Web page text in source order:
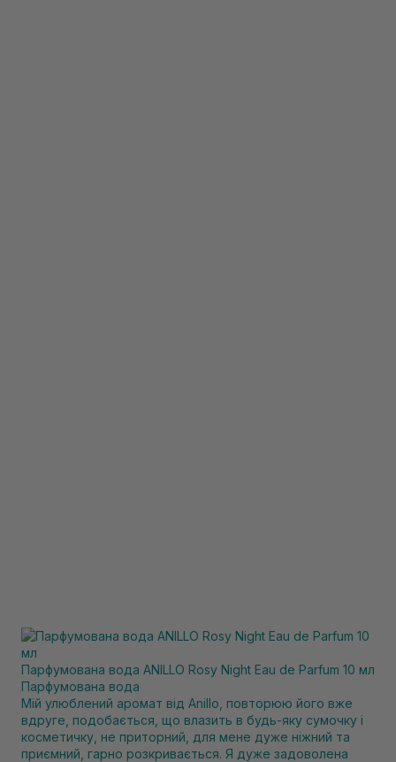
Парфумована вода ANILLO Rosy Night Eau de Parfum 10 мл
Парфумована вода
Мій улюблений аромат від Anillo, повторюю його вже
вдруге, подобається, що влазить в будь-яку сумочку і
косметичку, не приторний, для мене дуже ніжний та
приємний, гарно розкривається. Я дуже задоволена